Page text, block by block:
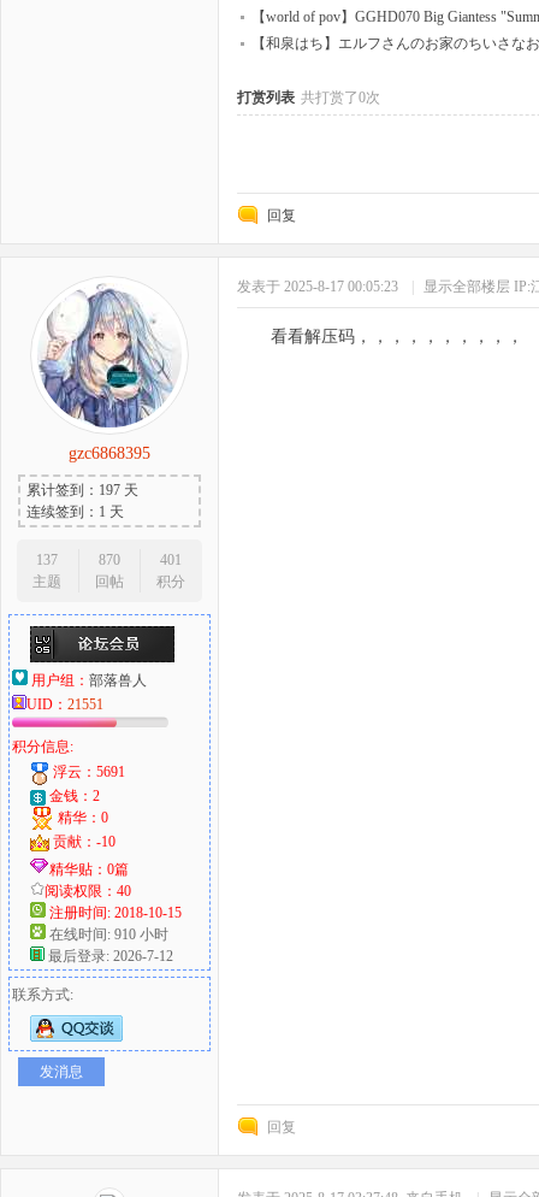
【world of pov】GGHD070 Big Giantess
【和泉はち】エルフさんのお家のちいさな
打赏列表 共打赏了0次
回复
gzc6868395
累计签到：197 天
连续签到：1 天
137
主题
870
回帖
401
积分
用户组： 部落兽人
UID： 21551
积分信息:
浮云：5691
金钱：2
精华：0
贡献：-10
精华贴：0篇
阅读权限：40
注册时间: 2018-10-15
在线时间: 910 小时
最后登录: 2026-7-12
联系方式:
发消息
发表于 2025-8-17 00:05:23 显示全部楼层 IP:
看看解压码，，，，，，，，，，
回复